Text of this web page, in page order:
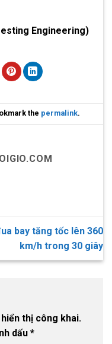
Engineering)
the permalink.
bay tăng tốc lên 360
km/h trong 30 giây
thị công khai.
dấu *